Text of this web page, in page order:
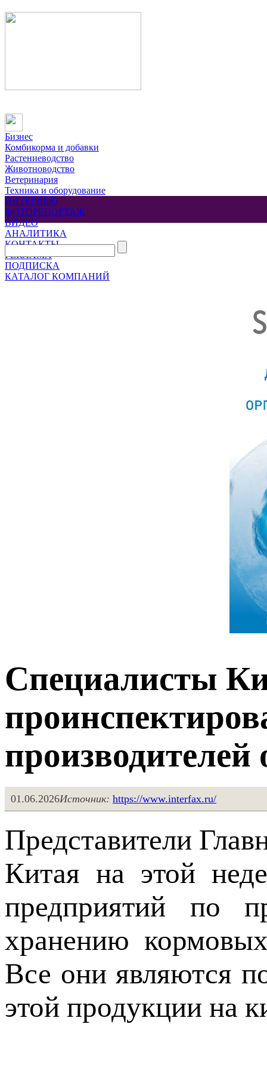
Бизнес
Комбикорма и добавки
Растениеводство
Животноводство
Ветеринария
Техника и оборудование
ИНТЕРВЬЮ
ФОТОРЕПОРТАЖ
ВИДЕО
АНАЛИТИКА
КОНТАКТЫ
РЕКЛАМА
ПОДПИСКА
КАТАЛОГ КОМПАНИЙ
Специалисты
01.06.2026Источник: https://www.interfax.ru/
Представители
Китая на этой
предприятий по
хранению
Все они являются
этой продукции на